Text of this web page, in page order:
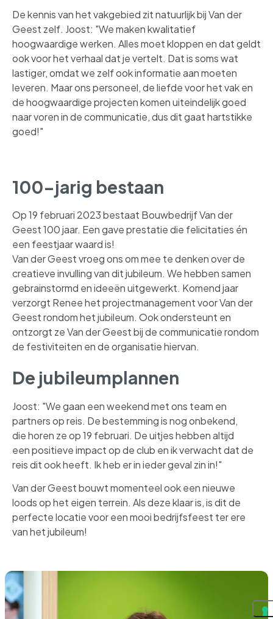
De kennis van het vakgebied zit natuurlijk bij Van der
Geest zelf. Joost: "We maken kwalitatief
hoogwaardige werken. Alles moet kloppen en dat geldt
ook voor het verhaal dat je vertelt. Dat is soms wat
lastiger, omdat we zelf ook informatie aan moeten
leveren. Maar ons personeel, de liefde voor het vak en
de hoogwaardige projecten komen uiteindelijk goed
naar voren in de communicatie, dus dit gaat hartstikke
goed!"
100-jarig bestaan
Op 19 februari 2023 bestaat Bouwbedrijf Van der
Geest 100 jaar. Een gave prestatie die felicitaties én
een feestjaar waard is!
Van der Geest vroeg ons om mee te denken over de
creatieve invulling van dit jubileum. We hebben samen
gebrainstormd en ideeën uitgewerkt. Komend jaar
verzorgt Renee het projectmanagement voor Van der
Geest rondom het jubileum. Ook ondersteunt en
ontzorgt ze Van der Geest bij de communicatie rondom
de festiviteiten en de organisatie hiervan.
De jubileumplannen
Joost: "We gaan een weekend met ons team en
partners op reis. De bestemming is nog onbekend,
die horen ze op 19 februari. De uitjes hebben altijd
een positieve impact op de club en ik verwacht dat de
reis dit ook heeft. Ik heb er in ieder geval zin in!"
Van der Geest bouwt momenteel ook een nieuwe
loods op het eigen terrein. Als deze klaar is, is dit de
perfecte locatie voor een mooi bedrijfsfeest ter ere
van het jubileum!